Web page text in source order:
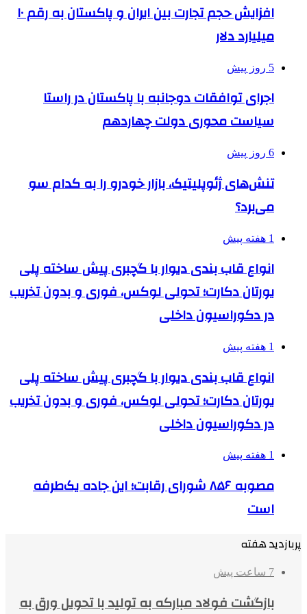
افزایش حجم تجارت بین ایران و پاکستان به رقم ۱۰
میلیارد دلار
5 روز پیش
اجرای توافقات دوجانبه با پاکستان در راستا
سیاست محوری دولت چهاردهم
6 روز پیش
تنش‌های ژئوپلیتیک، بازار خودرو را به کدام سو
می‌برد؟
1 هفته پیش
انواع قاب بندی دیوار با گچبری پیش ساخته پلی
یورتان دکارت؛ تحولی لوکس، فوری و بدون تخریب
در دکوراسیون داخلی
1 هفته پیش
انواع قاب بندی دیوار با گچبری پیش ساخته پلی
یورتان دکارت؛ تحولی لوکس، فوری و بدون تخریب
در دکوراسیون داخلی
1 هفته پیش
مصوبه ۸۵۶ شورای رقابت؛ این جاده یک‌طرفه
است
پربازدید هفته
7 ساعت پیش
بازگشت فولاد مبارکه به تولید با تحویل ورق به